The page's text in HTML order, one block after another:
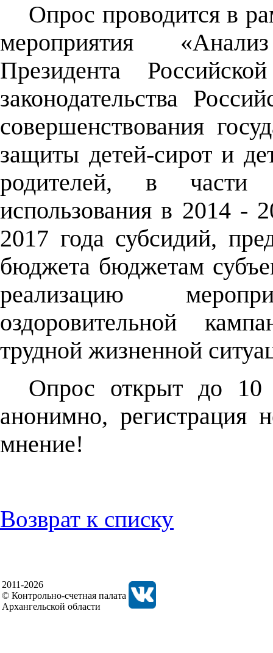
Опрос проводится в
мероприятия
Президента
законодательства
совершенствования
защиты детей-сирот и
родителей, в части
использования в 2014 -
2017 года субсидий,
бюджета бюджетам
реализацию
оздоровительной
трудной жизненной
Опрос открыт до 10
анонимно, регистрация
мнение!
Возврат к списку
2011-2026
© Контрольно-счетная палата
Архангельской области